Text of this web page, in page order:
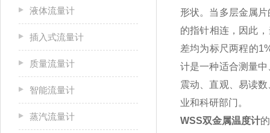
液体流量计
插入式流量计
质量流量计
智能流量计
蒸汽流量计
形状。当多层金属
的指针相连，因此
差均为标尺两程的
计是一种适合测量
震动、直观、易读
业和科研部门。
WSS双金属温度计